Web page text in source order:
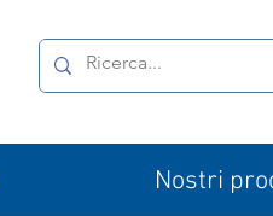
Nostri